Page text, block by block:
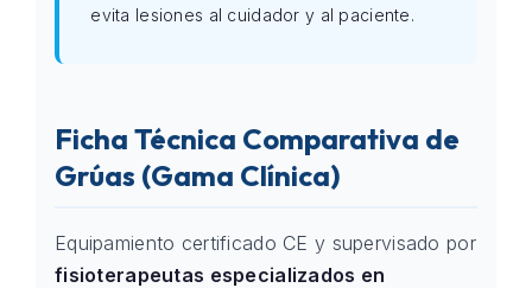
evita lesiones al cuidador y al paciente.
Ficha Técnica Comparativa de
Grúas (Gama Clínica)
Equipamiento certificado CE y supervisado por
fisioterapeutas especializados en